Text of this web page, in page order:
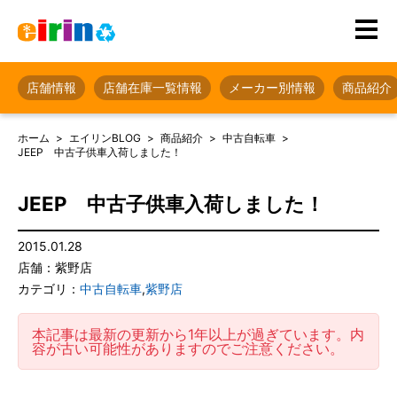
店舗情報 店舗在庫一覧情報 メーカー別情報 商品紹介
ホーム エイリンBLOG 商品紹介
中古自転車
JEEP 中古子供車入荷しました！
JEEP 中古子供車入荷しました！
2015.01.28
店舗：紫野店
カテゴリ： 中古自転車,紫野店
本記事は最新の更新から1年以上が過ぎています。内
容が古い可能性がありますのでご注意ください。